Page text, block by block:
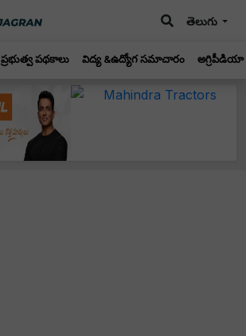
తెలుగు
ప్రభుత్వ పథకాలు విద్య &ఉద్యోగ సమాచారం అగ్రిపీడియా